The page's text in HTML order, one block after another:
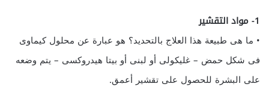
1- مواد التقشير
• ما هى طبيعة هذا العلاج بالتحديد؟ هو عبارة عن محلول كيماوى
فى شكل حمض – غليكولى أو لبنى أو بيتا هيدروكسى – يتم وضعه
على البشرة للحصول على تقشير أعمق.